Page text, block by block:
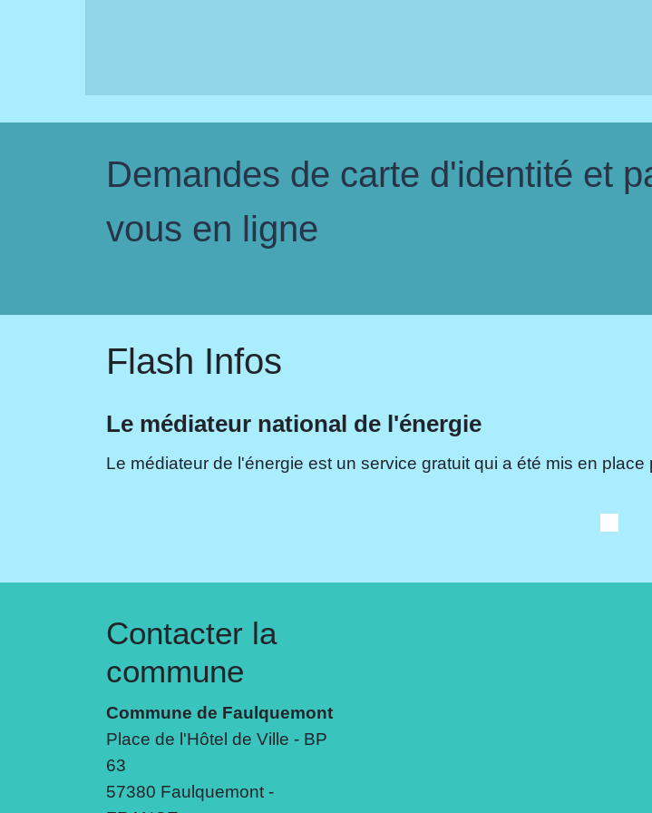
Demandes de carte d'identité et
vous en ligne
Flash Infos
Le médiateur national de l'énergie
Le médiateur de l'énergie est un service gratuit qui a été mis en
Contacter la
commune
Commune de Faulquemont
Place de l'Hôtel de Ville - BP
63
57380 Faulquemont -